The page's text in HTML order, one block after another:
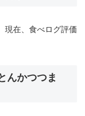
現在、食べログ評価
んかつつま